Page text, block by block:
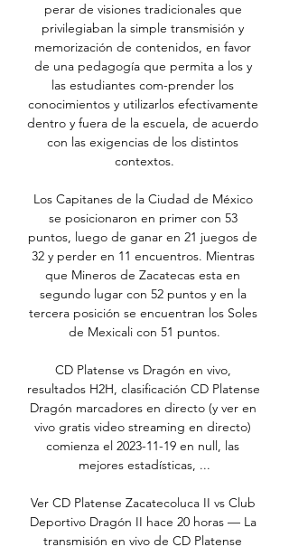
perar de visiones tradicionales que
privilegiaban la simple transmisión y
memorización de contenidos, en favor
de una pedagogía que permita a los y
las estudiantes com-prender los
conocimientos y utilizarlos efectivamente
dentro y fuera de la escuela, de acuerdo
con las exigencias de los distintos
contextos.
Los Capitanes de la Ciudad de México
se posicionaron en primer con 53
puntos, luego de ganar en 21 juegos de
32 y perder en 11 encuentros. Mientras
que Mineros de Zacatecas esta en
segundo lugar con 52 puntos y en la
tercera posición se encuentran los Soles
de Mexicali con 51 puntos.
CD Platense vs Dragón en vivo,
resultados H2H, clasificación CD Platense
Dragón marcadores en directo (y ver en
vivo gratis video streaming en directo)
comienza el 2023-11-19 en null, las
mejores estadísticas, ...
Ver CD Platense Zacatecoluca II vs Club
Deportivo Dragón II hace 20 horas — La
transmisión en vivo de CD Platense